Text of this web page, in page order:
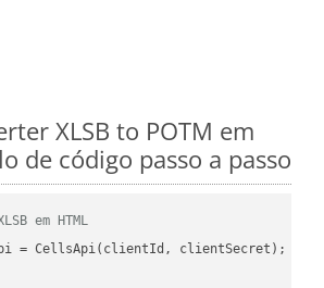
XLSB to POTM em
de código passo a passo
em HTML
= CellsApi(clientId, clientSecret);